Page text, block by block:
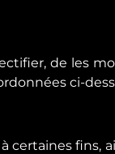
de les
ci-
certaines fins,